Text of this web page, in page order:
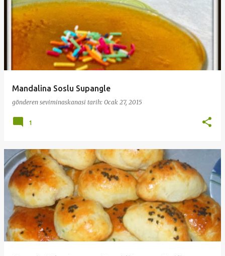
Mandalina Soslu Supangle
gönderen seviminaskanasi tarih: Ocak 27, 2015
1